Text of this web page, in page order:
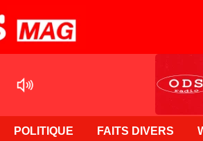
POLITIQUE FAITS DIVERS